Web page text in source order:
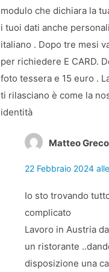
modulo che dichiara la
i tuoi dati anche
italiano . Dopo tre mesi
per richiedere E CARD.
foto tessera e 15 euro .
ti rilasciano è come la
identità
Matteo Greco
22 Febbraio 2024
Io sto trovando
complicato
Lavoro in Austria
un ristorante
disposizione una